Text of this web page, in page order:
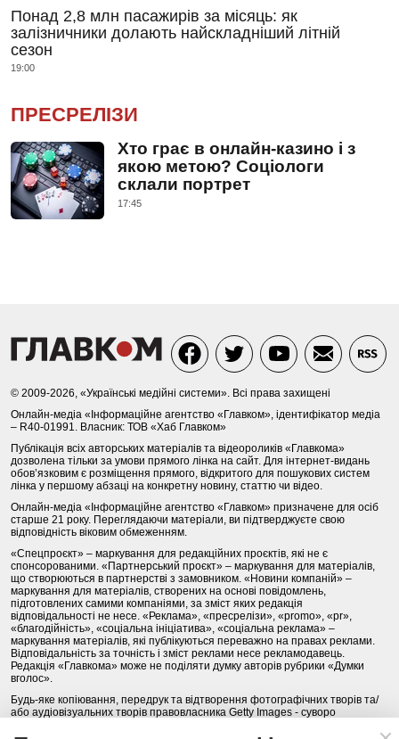
Понад 2,8 млн пасажирів за місяць: як
залізничники долають найскладніший літній
сезон
19:00
ПРЕСРЕЛІЗИ
Хто грає в онлайн-казино і з
якою метою? Соціологи
склали портрет
17:45
© 2009-2026, «Українські медійні системи». Всі права захищені
Онлайн-медіа «Інформаційне агентство «Главком», ідентифікатор медіа
– R40-01991. Власник: ТОВ «Хаб Главком»
Публікація всіх авторських матеріалів та відеороликів «Главкома»
дозволена тільки за умови прямого лінка на сайт. Для інтернет-видань
обов’язковим є розміщення прямого, відкритого для пошукових систем
лінка у першому абзаці на конкретну новину, статтю чи відео.
Онлайн-медіа «Інформаційне агентство «Главком» призначене для осіб
старше 21 року. Переглядаючи матеріали, ви підтверджуєте свою
відповідність віковим обмеженням.
«Спецпроєкт» – маркування для редакційних проєктів, які не є
спонсорованими. «Партнерський проєкт» – маркування для матеріалів,
що створюються в партнерстві з замовником. «Новини компаній» –
маркування для матеріалів, створених на основі повідомлень,
підготовлених самими компаніями, за зміст яких редакція
відповідальності не несе. «Реклама», «пресрелізи», «promo», «pr»,
«благодійність», «соціальна ініціатива», «соціальна реклама» –
маркування матеріалів, які публікуються переважно на правах реклами.
Відповідальність за точність і зміст реклами несе рекламодавець.
Редакція «Главкома» може не поділяти думку авторів рубрики «Думки
вголос».
Будь-яке копіювання, передрук та відтворення фотографічних творів та/
або аудіовізуальних творів правовласника Getty Images - суворо